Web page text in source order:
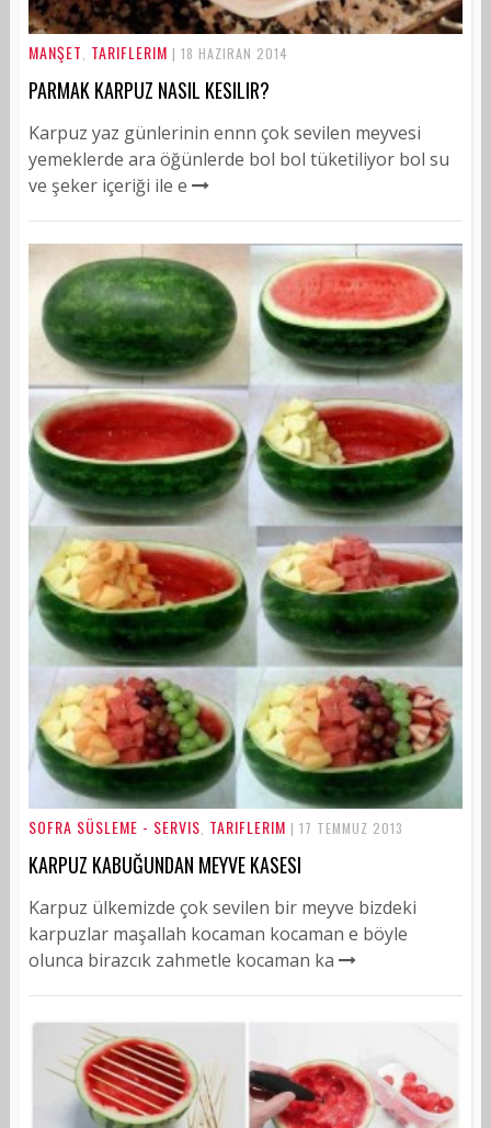
MANŞET, TARIFLERIM | 18 HAZIRAN 2014
PARMAK KARPUZ NASIL KESILIR?
Karpuz yaz günlerinin ennn çok sevilen meyvesi
yemeklerde ara öğünlerde bol bol tüketiliyor bol su
ve şeker içeriği ile e
SOFRA SÜSLEME - SERVIS TARIFLERIM | 17 TEMMUZ 2013
KARPUZ KABUĞUNDAN MEYVE KASESI
Karpuz ülkemizde çok sevilen bir meyve bizdeki
karpuzlar maşallah kocaman kocaman e böyle
olunca birazcık zahmetle kocaman ka